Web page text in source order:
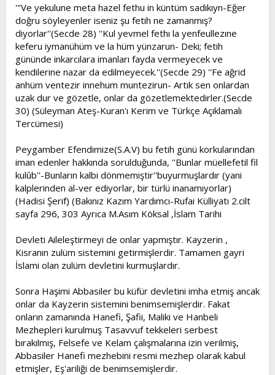
''’Ve yekulune meta hazel fethu in küntüm sadikıyn-Eğer
doğru söyleyenler iseniz şu fetih ne zamanmış?
diyorlar''(Secde 28) ''Kul yevmel fethı la yenfeullezıne
keferu iymanühüm ve la hüm yünzarun- Deki; fetih
gününde inkarcılara imanları fayda vermeyecek ve
kendilerine nazar da edilmeyecek.''(Secde 29) ''Fe ağrid
anhüm ventezir innehum muntezirun- Artık sen onlardan
uzak dur ve gözetle, onlar da gözetlemektedirler.(Secde
30) (Süleyman Ateş-Kuran'ı Kerim ve Türkçe Açıklamalı
Tercümesi)
Peygamber Efendimize(S.A.V) bu fetih günü korkularından
iman edenler hakkında sorulduğunda, ''Bunlar müellefetil fil
kulûb''-Bunların kalbi dönmemiştir''buyurmuşlardır (yani
kalplerinden al-ver ediyorlar, bir türlü inanamıyorlar)
(Hadisi Şerif) (Bakınız Kazım Yardımcı-Rufai Külliyatı 2.cilt
sayfa 296, 303 Ayrıca M.Asım Köksal ,İslam Tarihi
Devleti Aileleştirmeyi de onlar yapmıştır. Kayzerin ,
Kisranın zulüm sistemini getirmişlerdir. Tamamen gayri
İslami olan zulüm devletini kurmuşlardır.
Sonra Haşimi Abbasiler bu küfür devletini imha etmiş ancak
onlar da Kayzerin sistemini benimsemişlerdir. Fakat
onların zamanında Hanefi, Şafii, Maliki ve Hanbeli
Mezhepleri kurulmuş Tasavvuf tekkeleri serbest
bırakılmış, Felsefe ve Kelam çalışmalarına izin verilmiş,
Abbasiler Hanefi mezhebini resmi mezhep olarak kabul
etmişler, Eş'ariliği de benimsemişlerdir.